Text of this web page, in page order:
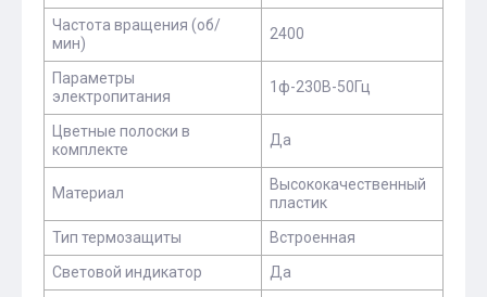
Частота вращения (об/
мин)
2400
Параметры
электропитания
1ф-230В-50Гц
Цветные полоски в
комплекте
Да
Материал
Высококачественный
пластик
Тип термозащиты
Встроенная
Световой индикатор
Да